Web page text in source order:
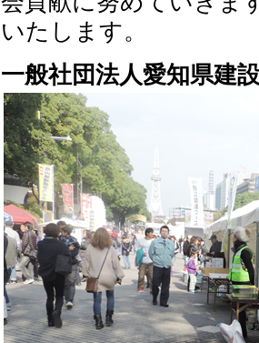
いたします。
一般社団法人愛知県建